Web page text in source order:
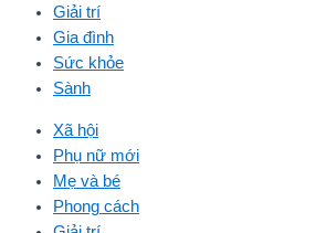
Giải trí
Gia đình
Sức khỏe
Sành
Xã hội
Phụ nữ mới
Mẹ và bé
Phong cách